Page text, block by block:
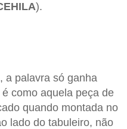
).
a palavra só ganha
como aquela peça de
quando montada no
lado do tabuleiro, não